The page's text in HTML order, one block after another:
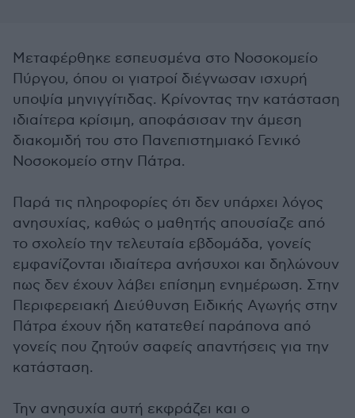
Μεταφέρθηκε εσπευσμένα στο Νοσοκομείο
Πύργου, όπου οι γιατροί διέγνωσαν ισχυρή
υποψία μηνιγγίτιδας. Κρίνοντας την κατάσταση
ιδιαίτερα κρίσιμη, αποφάσισαν την άμεση
διακομιδή του στο Πανεπιστημιακό Γενικό
Νοσοκομείο στην Πάτρα.
Παρά τις πληροφορίες ότι δεν υπάρχει λόγος
ανησυχίας, καθώς ο μαθητής απουσίαζε από
το σχολείο την τελευταία εβδομάδα, γονείς
εμφανίζονται ιδιαίτερα ανήσυχοι και δηλώνουν
πως δεν έχουν λάβει επίσημη ενημέρωση. Στην
Περιφερειακή Διεύθυνση Ειδικής Αγωγής στην
Πάτρα έχουν ήδη κατατεθεί παράπονα από
γονείς που ζητούν σαφείς απαντήσεις για την
κατάσταση.
Την ανησυχία αυτή εκφράζει και ο